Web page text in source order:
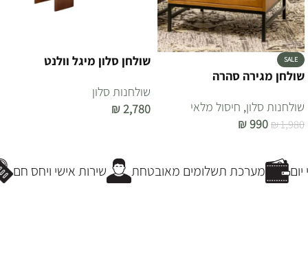
SALE
שולחן מגירה סהרה
שולחנות סלון, חיסול מלאי
₪1,980
₪990
שולחן סלון מיגל וולנט
שולחנות סלון
₪2,780
שירות אישי ויחס חם מערכת תשלומים מאובטחת